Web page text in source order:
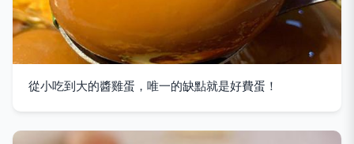
從小吃到大的醬雞蛋，唯一的缺點就是好費蛋！